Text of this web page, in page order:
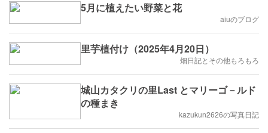
5月に植えたい野菜と花
aiuのブログ
里芋植付け（2025年4月20日）
畑日記とその他もろもろ
城山カタクリの里Last とマリーゴ－ルド
の種まき
kazukun2626の写真日記